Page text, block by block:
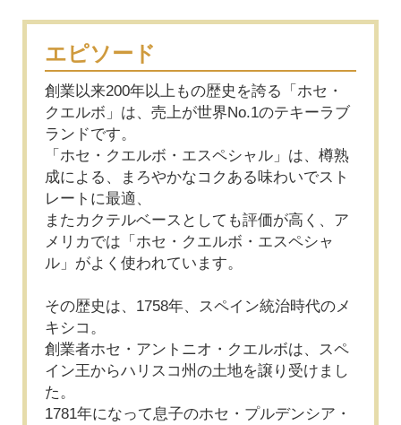
エピソード
創業以来200年以上もの歴史を誇る「ホセ・
クエルボ」は、売上が世界No.1のテキーラブ
ランドです。
「ホセ・クエルボ・エスペシャル」は、樽熟
成による、まろやかなコクある味わいでスト
レートに最適、
またカクテルベースとしても評価が高く、ア
メリカでは「ホセ・クエルボ・エスペシャ
ル」がよく使われています。
その歴史は、1758年、スペイン統治時代のメ
キシコ。
創業者ホセ・アントニオ・クエルボは、スペ
イン王からハリスコ州の土地を譲り受けまし
た。
1781年になって息子のホセ・プルデンシア・